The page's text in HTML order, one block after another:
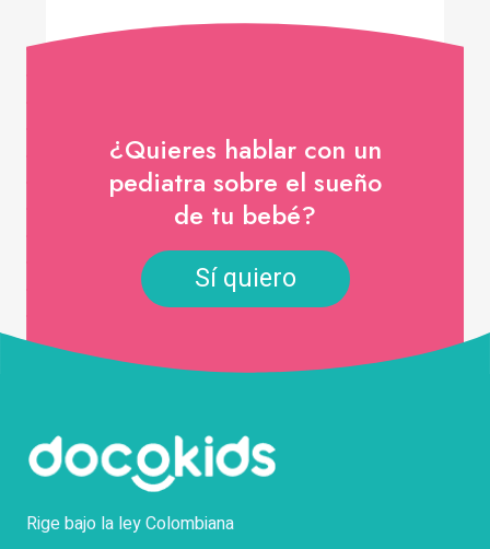
¿Quieres hablar con un
pediatra sobre el sueño
de tu bebé?
Sí quiero
Rige bajo la ley Colombiana